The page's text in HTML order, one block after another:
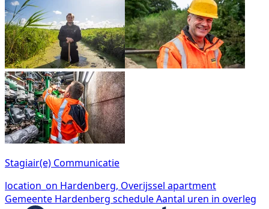
Stagiair(e) Communicatie
location_on Hardenberg, Overijssel apartment
Gemeente Hardenberg scheduleAantal uren in overleg